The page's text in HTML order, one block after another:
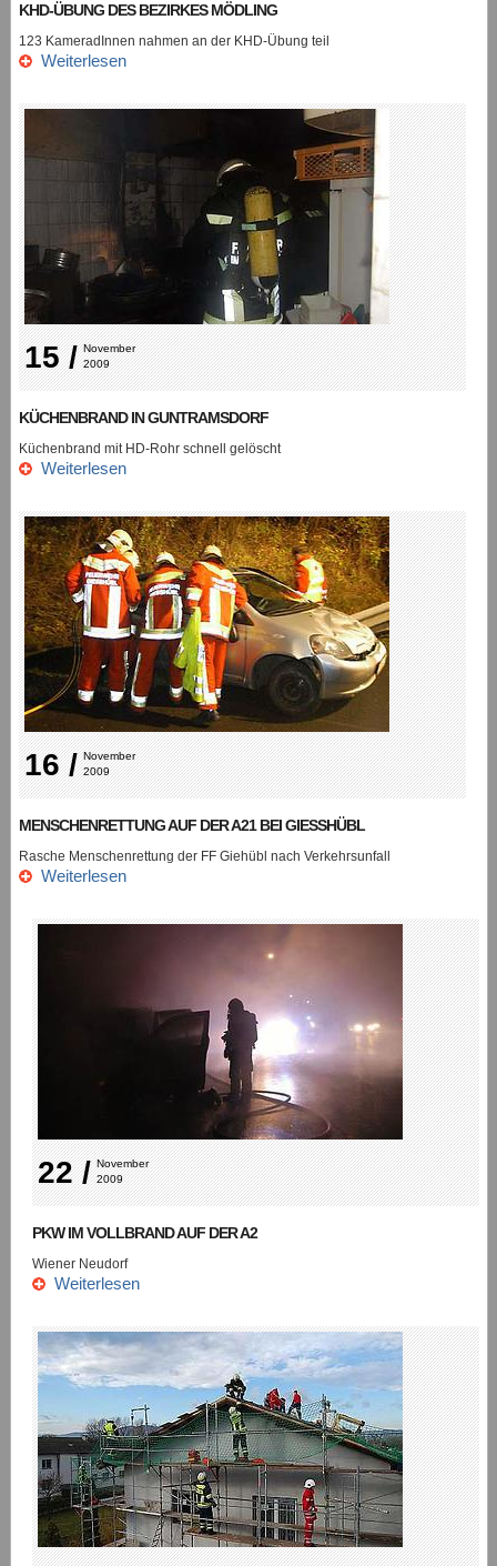
KHD-ÜBUNG DES BEZIRKES MÖDLING
123 KameradInnen nahmen an der KHD-Übung teil
Weiterlesen
15 / November
2009
KÜCHENBRAND IN GUNTRAMSDORF
Küchenbrand mit HD-Rohr schnell gelöscht
Weiterlesen
16 / November
2009
MENSCHENRETTUNG AUF DER A21 BEI GIESSHÜBL
Rasche Menschenrettung der FF Giehübl nach Verkehrsunfall
Weiterlesen
22 / November
2009
PKW IM VOLLBRAND AUF DER A2
Wiener Neudorf
Weiterlesen